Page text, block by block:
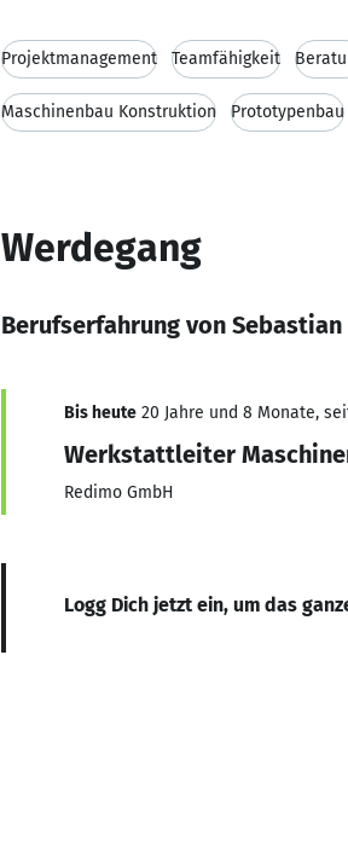
Projektmanagement Teamfähigkeit
Maschinenbau Konstruktion Prototypenbau
Werdegang
Berufserfahrung von Sebastian
Bis heute 20 Jahre und 8 Monate,
Werkstattleiter
Redimo GmbH
Logg Dich jetzt ein, um das